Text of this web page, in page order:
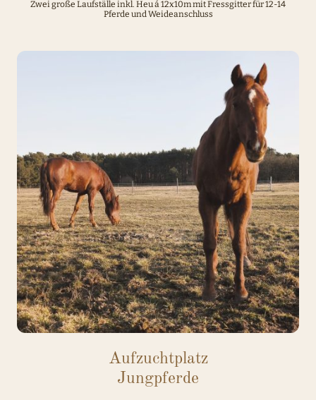
Zwei große Laufställe inkl. Heu á 12x10m mit Fressgitter für 12-14
Pferde und Weideanschluss
Aufzuchtplatz
Jungpferde